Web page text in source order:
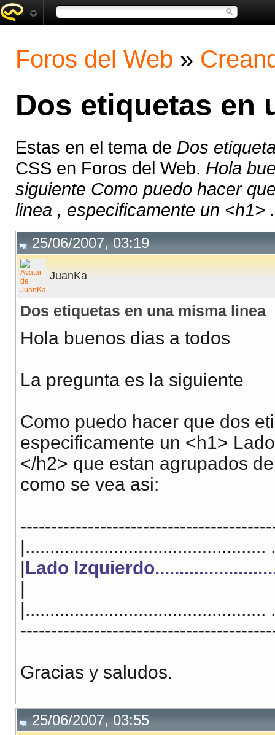
Foros del Web »
Dos etiquetas en
Estas en el tema de Dos
CSS en Foros del Web. Hola
siguiente Como puedo hacer
linea , especificamente un <h1>
25/06/2007, 03:19
JuanKa
Dos etiquetas en una misma linea
Hola buenos dias a todos
La pregunta es la siguiente
Como puedo hacer que dos
especificamente un <h1>
</h2> que estan agrupados
como se vea asi:
Lado
Gracias y saludos.
25/06/2007, 03:55